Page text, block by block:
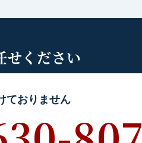
せください
ておりません